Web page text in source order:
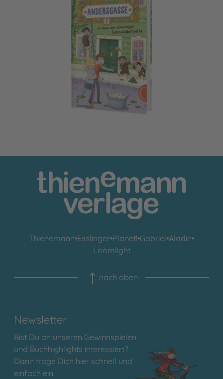
Andersgasse 7 3: Im Bann der schleimigen Schnodderbälle
Thienemann•Esslinger•Planet!•Gabriel•Aladin•
Loomlight
nach oben
Newsletter
Bist Du an unseren Gewinnspielen
und Buchhighlights interessiert?
Dann trage Dich hier schnell und
einfach ein!